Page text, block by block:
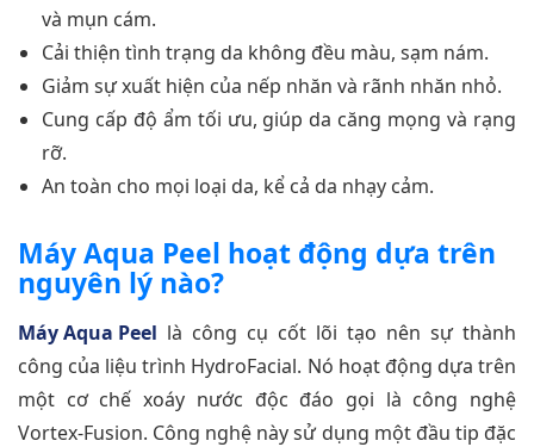
và mụn cám.
Cải thiện tình trạng da không đều màu, sạm nám.
Giảm sự xuất hiện của nếp nhăn và rãnh nhăn nhỏ.
Cung cấp độ ẩm tối ưu, giúp da căng mọng và rạng
rỡ.
An toàn cho mọi loại da, kể cả da nhạy cảm.
Máy Aqua Peel hoạt động dựa trên
nguyên lý nào?
Máy Aqua Peel là công cụ cốt lõi tạo nên sự thành
công của liệu trình HydroFacial. Nó hoạt động dựa trên
một cơ chế xoáy nước độc đáo gọi là công nghệ
Vortex-Fusion. Công nghệ này sử dụng một đầu tip đặc